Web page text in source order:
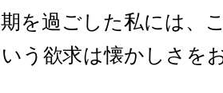
を過ごした私には、
う欲求は懐かしさを